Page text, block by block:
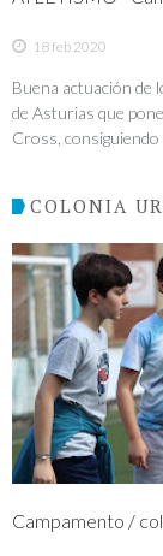
18 feb 2020
Buena actuación de
de Asturias que
Cross,
COLONIA
Campamento /